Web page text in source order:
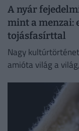
A nyár
mint a menzai:
tojásfasírttal
Nagy
amióta világ a